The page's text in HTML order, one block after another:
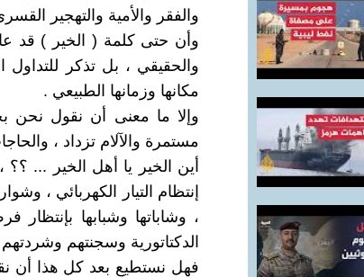
والفقر والأمية والتهجير
وأن حتى كلمة ( الخير ) قد
والحقيقي ، بل تذكر
مكانها وزمانها الطبيعي .
وإلا ما معنى أن نقول نحن
مستمرة والآلام تزداد ،
أين الخير يا أهل الخير ...
إنتظام التيار الكهربائي ،
، وشاباتها وشبابها
الدكتاتورية وسجنتهم وشردتهم
فهل نستطيع بعد كل هذا أن